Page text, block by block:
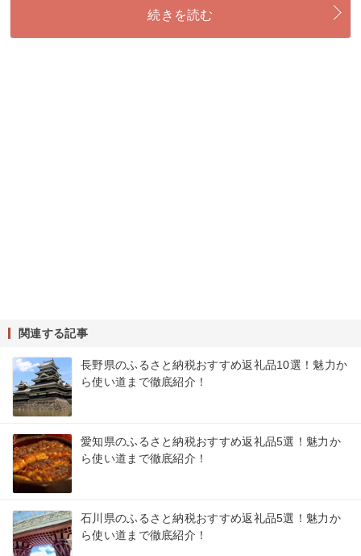
続きを読む
関連する記事
長野県のふるさと納税おすすめ返礼品10選！魅力か
ら使い道まで徹底紹介！
愛知県のふるさと納税おすすめ返礼品5選！魅力か
ら使い道まで徹底紹介！
石川県のふるさと納税おすすめ返礼品5選！魅力か
ら使い道まで徹底紹介！